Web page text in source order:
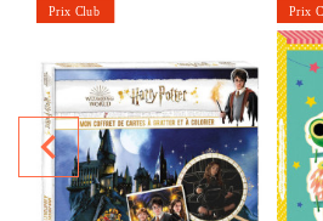
navigate_before